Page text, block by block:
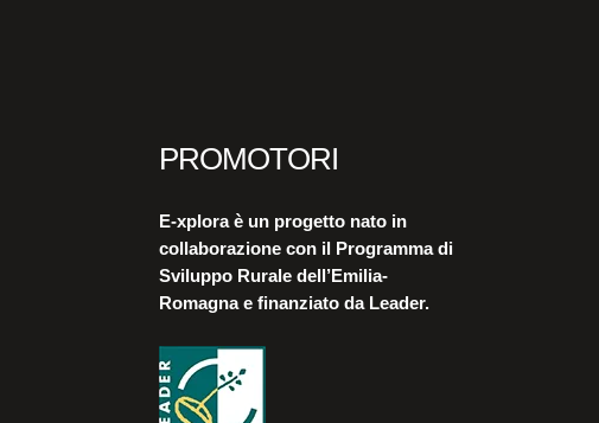
PROMOTORI
E-xplora è un progetto nato in
collaborazione con il Programma di
Sviluppo Rurale dell’Emilia-
Romagna e finanziato da Leader.